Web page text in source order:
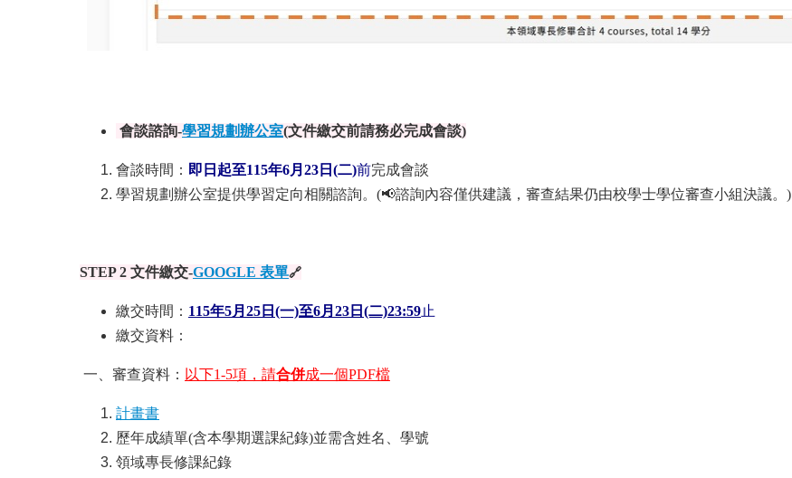
會談諮詢-學習規劃辦公室(文件繳交前請務必完成會談)
會談時間： 即日起至115年6月23日(二)前完成會談
學習規劃辦公室提供學習定向相關諮詢。(📢諮詢內容僅供建議，審查結果仍由校學士學位審查小組決議。)
STEP 2 文件繳交-GOOGLE 表單🔗
繳交時間： 115年5月25日(一)至6月23日(二)23:59止
繳交資料：
一、審查資料： 以下1-5項，請合併成一個PDF檔
計畫書
歷年成績單(含本學期選課紀錄)並需含姓名、學號
領域專長修課紀錄